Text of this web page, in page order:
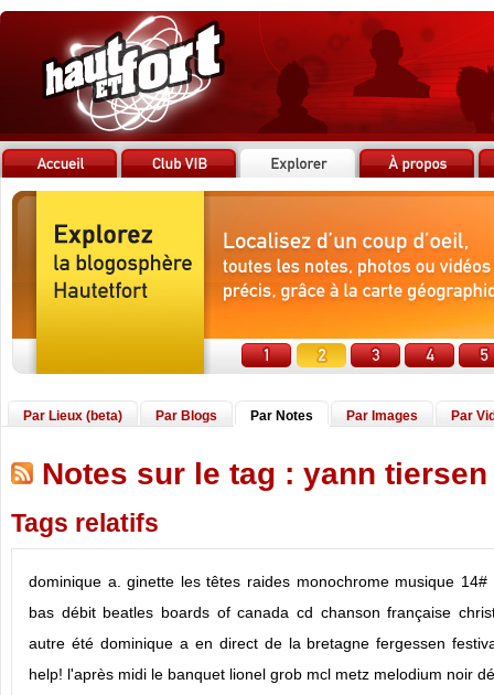
Par Lieux (beta) Par Blogs Par Notes Par Images Par
Notes sur le tag : yann tiersen
Tags relatifs
dominique a. ginette les têtes raides monochrome musique 14#
bas débit beatles boards of canada cd chanson française
autre été dominique a en direct de la bretagne fergessen
help! l'après midi le banquet lionel grob mcl metz melodium noir